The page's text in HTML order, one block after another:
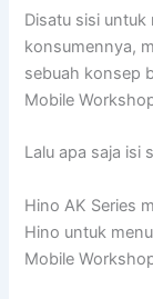
Disatu sisi
konsumennya,
sebuah konsep
Mobile
Lalu apa saja isi
Hino AK Series
Hino untuk
Mobile